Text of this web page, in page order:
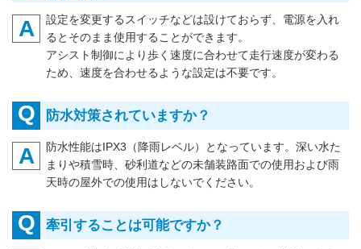
A
設定を変更するスイッチなどは設けておらず、電源を入れ
るとそのまま使用することができます。
アシスト制御により歩く速度に合わせて走行速度が変わる
ため、速度を合わせるような設定は不要です。
Q 防水対策されていますか？
A
防水性能はIPX3（降雨レベル）となっています。深い水た
まりや積雪時、砂利道などの未舗装路面での使用および雨
天時の屋外での使用はしないでください。
Q 牽引することは可能ですか？